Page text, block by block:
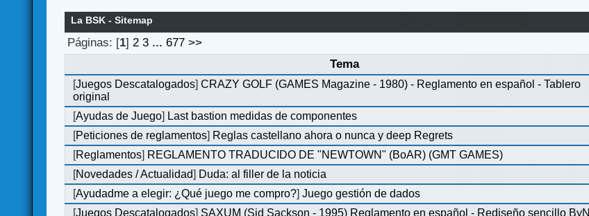
La BSK - Sitemap
Páginas: [1] 2 3 ... 677 >>
Tema
[Juegos Descatalogados]CRAZY GOLF (GAMES Magazine - 1980) - Reglamento en español - Tablero
original
[Ayudas de Juego] Last bastion medidas de componentes
[Peticiones de reglamentos] Reglas castellano ahora o nunca y deep Regrets
[Reglamentos] REGLAMENTO TRADUCIDO DE "NEWTOWN" (BoAR) (GMT GAMES)
[Novedades / Actualidad] Duda: al filler de la noticia
[Ayudadme a elegir: ¿Qué juego me compro?]Juego gestión de dados
[Juegos Descatalogados] SAXUM (Sid Sackson - 1995) Reglamento en español - Rediseño sencillo ByN